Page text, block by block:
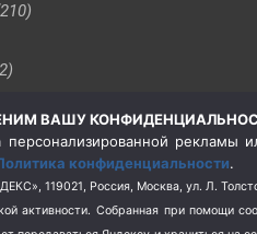
(2)
ВАШУ
рекламы
конфиденциальности.
119021, Россия, Москва, ул. Л.
активности. Собранная при помощи